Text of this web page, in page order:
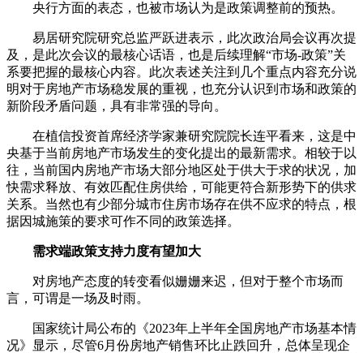
央行方面的表态，也被市场认为是政策调整前的预热。
易居研究院研究总监严跃进表示，此次政治局会议再次提
及，是此次会议的最核心话语，也是后续理解“市场-政策”关
系要把握的最核心内容。此次表述关注到几个重点内容充分说
明对于房地产市场稳发展的重视，也充分认识到市场和政策的
新阶段矛盾问题，具有非常强的导向。
在植信投资首席经济学家兼研究院院长连平看来，这是中
央基于当前房地产市场发生的变化提出的最新需求。相较于以
往，当前国内房地产市场大部分地区处于供大于求的状况，加
快需求释放、有效匹配住房供给，可能更符合新形势下的供求
关系。当然也有少部分城市住房市场存在供不应求的特点，根
据因城施策的要求可作不同的政策选择。
需求端政策支持力度有望加大
对房地产态度的转变看似姗姗来迟，但对于整个市场而
言，可谓是一场及时雨。
国家统计局公布的《2023年上半年全国房地产市场基本情
况》显示，尽管6月份房地产销售环比止跌回升，总体呈现企